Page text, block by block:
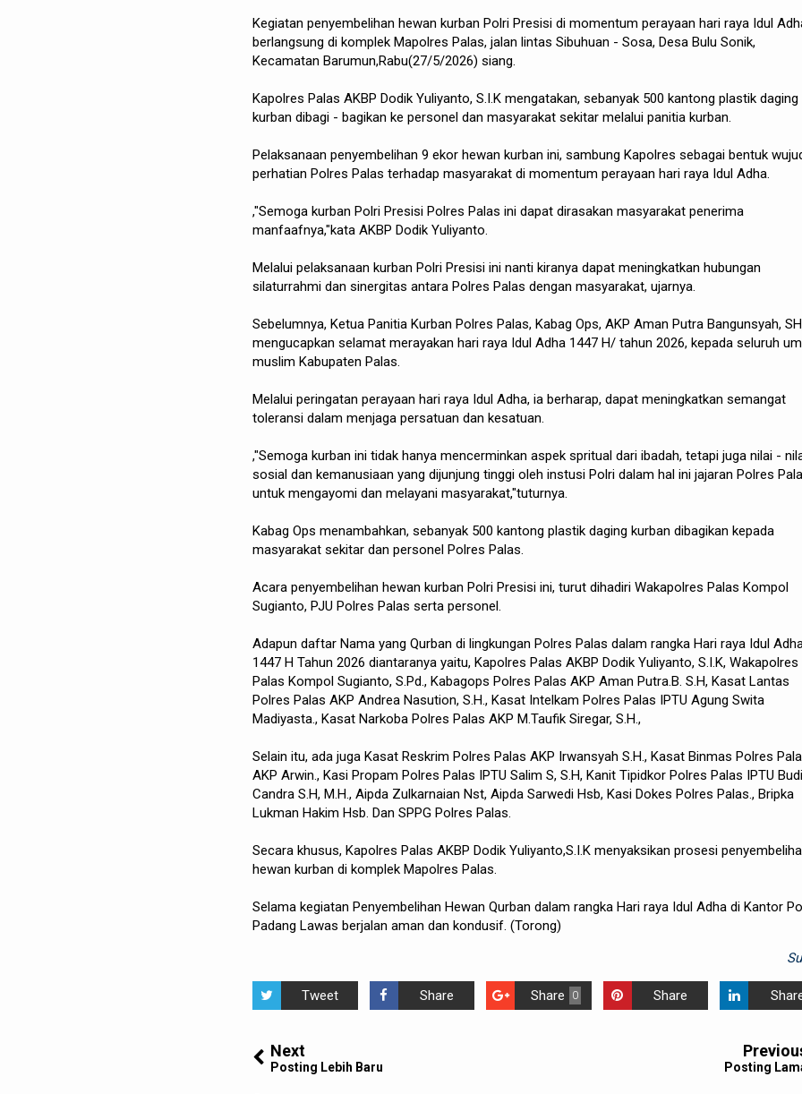
Kegiatan penyembelihan hewan kurban Polri Presisi di momentum perayaan hari raya Idul
berlangsung di komplek Mapolres Palas, jalan lintas Sibuhuan - Sosa, Desa Bulu Sonik,
Kecamatan Barumun,Rabu(27/5/2026) siang.
Kapolres Palas AKBP Dodik Yuliyanto, S.I.K mengatakan, sebanyak 500 kantong plastik daging
kurban dibagi - bagikan ke personel dan masyarakat sekitar melalui panitia kurban.
Pelaksanaan penyembelihan 9 ekor hewan kurban ini, sambung Kapolres sebagai bentuk
perhatian Polres Palas terhadap masyarakat di momentum perayaan hari raya Idul Adha.
,"Semoga kurban Polri Presisi Polres Palas ini dapat dirasakan masyarakat penerima
manfaafnya,"kata AKBP Dodik Yuliyanto.
Melalui pelaksanaan kurban Polri Presisi ini nanti kiranya dapat meningkatkan hubungan
silaturrahmi dan sinergitas antara Polres Palas dengan masyarakat, ujarnya.
Sebelumnya, Ketua Panitia Kurban Polres Palas, Kabag Ops, AKP Aman Putra Bangunsyah,
mengucapkan selamat merayakan hari raya Idul Adha 1447 H/ tahun 2026, kepada seluruh
muslim Kabupaten Palas.
Melalui peringatan perayaan hari raya Idul Adha, ia berharap, dapat meningkatkan semangat
toleransi dalam menjaga persatuan dan kesatuan.
,"Semoga kurban ini tidak hanya mencerminkan aspek spritual dari ibadah, tetapi juga nilai -
sosial dan kemanusiaan yang dijunjung tinggi oleh instusi Polri dalam hal ini jajaran Polres
untuk mengayomi dan melayani masyarakat,"tuturnya.
Kabag Ops menambahkan, sebanyak 500 kantong plastik daging kurban dibagikan kepada
masyarakat sekitar dan personel Polres Palas.
Acara penyembelihan hewan kurban Polri Presisi ini, turut dihadiri Wakapolres Palas Kompol
Sugianto, PJU Polres Palas serta personel.
Adapun daftar Nama yang Qurban di lingkungan Polres Palas dalam rangka Hari raya Idul
1447 H Tahun 2026 diantaranya yaitu, Kapolres Palas AKBP Dodik Yuliyanto, S.I.K, Wakapolres
Palas Kompol Sugianto, S.Pd., Kabagops Polres Palas AKP Aman Putra.B. S.H, Kasat Lantas
Polres Palas AKP Andrea Nasution, S.H., Kasat Intelkam Polres Palas IPTU Agung Swita
Madiyasta., Kasat Narkoba Polres Palas AKP M.Taufik Siregar, S.H.,
Selain itu, ada juga Kasat Reskrim Polres Palas AKP Irwansyah S.H., Kasat Binmas Polres
AKP Arwin., Kasi Propam Polres Palas IPTU Salim S, S.H, Kanit Tipidkor Polres Palas IPTU Budi
Candra S.H, M.H., Aipda Zulkarnaian Nst, Aipda Sarwedi Hsb, Kasi Dokes Polres Palas., Bripka
Lukman Hakim Hsb. Dan SPPG Polres Palas.
Secara khusus, Kapolres Palas AKBP Dodik Yuliyanto,S.I.K menyaksikan prosesi
hewan kurban di komplek Mapolres Palas.
Selama kegiatan Penyembelihan Hewan Qurban dalam rangka Hari raya Idul Adha di Kantor
Padang Lawas berjalan aman dan kondusif. (Torong)
Tweet Share 0
Share Share
Next
Posting Lebih Baru Posting